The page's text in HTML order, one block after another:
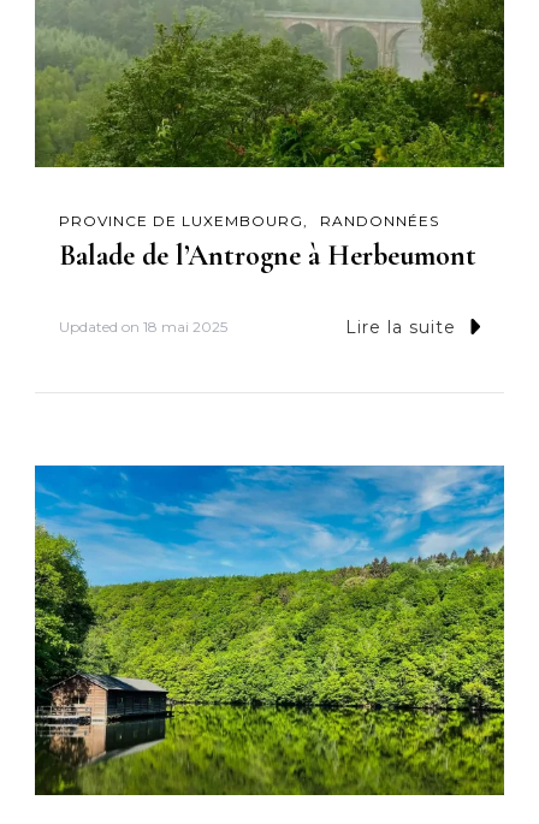
PROVINCE DE LUXEMBOURG RANDONNÉES
Balade de l’Antrogne à Herbeumont
Updated on 18 mai 2025 Lire la suite